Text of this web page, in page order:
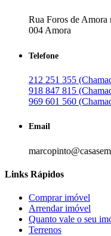
Rua Foros de
004 Amora
Telefone
212 251 355
918 847 815
969 601 560
Email
Links Rápidos
Comprar imóvel
Arrendar imóvel
Quanto vale o seu
Terrenos